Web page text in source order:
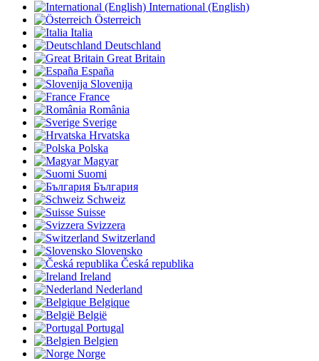
International (English)
Österreich
Italia
Deutschland
Great Britain
España
Slovenija
France
România
Sverige
Hrvatska
Polska
Magyar
Suomi
България
Schweiz
Suisse
Svizzera
Switzerland
Slovensko
Česká republika
Ireland
Nederland
Belgique
België
Portugal
Belgien
Norge